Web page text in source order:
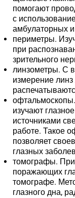
помогают
с
амбулаторных
периметры.
при
зрительного
линзометры. С
измерение
изучают
источниками
работе. Такое
позволяет
глазных
томографы.
поражающих
томографе.
глазного дна,